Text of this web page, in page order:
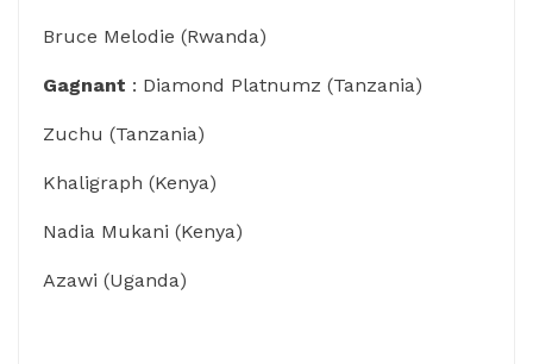
Bruce Melodie (Rwanda)
Gagnant : Diamond Platnumz (Tanzania)
Zuchu (Tanzania)
Khaligraph (Kenya)
Nadia Mukani (Kenya)
Azawi (Uganda)